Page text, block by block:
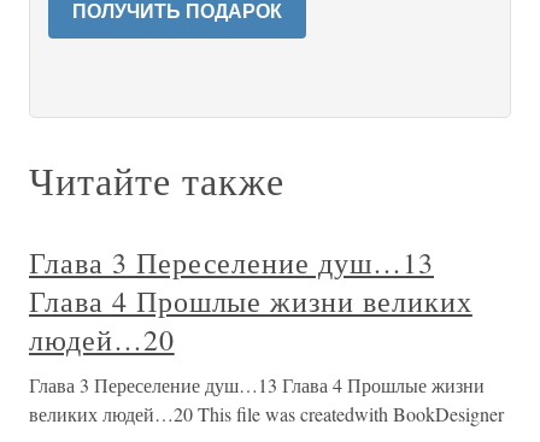
ПОЛУЧИТЬ ПОДАРОК
Читайте также
Глава 3 Переселение душ…13
Глава 4 Прошлые жизни великих
людей…20
Глава 3 Переселение душ…13 Глава 4 Прошлые жизни
великих людей…20 This file was createdwith BookDesigner